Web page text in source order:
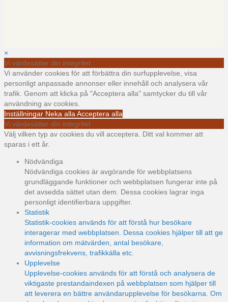
×
Vi värdesätter din integritet
Vi använder cookies för att förbättra din surfupplevelse, visa
personligt anpassade annonser eller innehåll och analysera vår
trafik. Genom att klicka på "Acceptera alla" samtycker du till vår
användning av cookies.
Inställningar Neka alla Acceptera alla
Vi värdesätter din integritet
Välj vilken typ av cookies du vill acceptera. Ditt val kommer att
sparas i ett år.
Nödvändiga
Nödvändiga cookies är avgörande för webbplatsens
grundläggande funktioner och webbplatsen fungerar inte på
det avsedda sättet utan dem. Dessa cookies lagrar inga
personligt identifierbara uppgifter.
Statistik
Statistik-cookies används för att förstå hur besökare
interagerar med webbplatsen. Dessa cookies hjälper till att ge
information om mätvärden, antal besökare,
avvisningsfrekvens, trafikkälla etc.
Upplevelse
Upplevelse-cookies används för att förstå och analysera de
viktigaste prestandaindexen på webbplatsen som hjälper till
att leverera en bättre användarupplevelse för besökarna. Om